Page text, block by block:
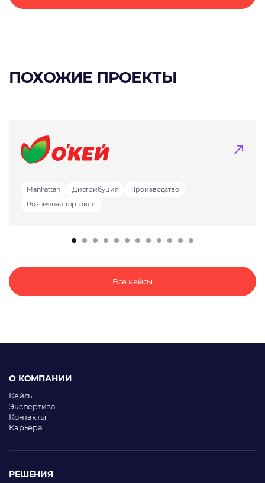
ПОХОЖИЕ ПРОЕКТЫ
Manhattan Дистрибуция
Производство
Розничная торговля
Все кейсы
О КОМПАНИИ
Кейсы
Экспертиза
Контакты
Карьера
РЕШЕНИЯ